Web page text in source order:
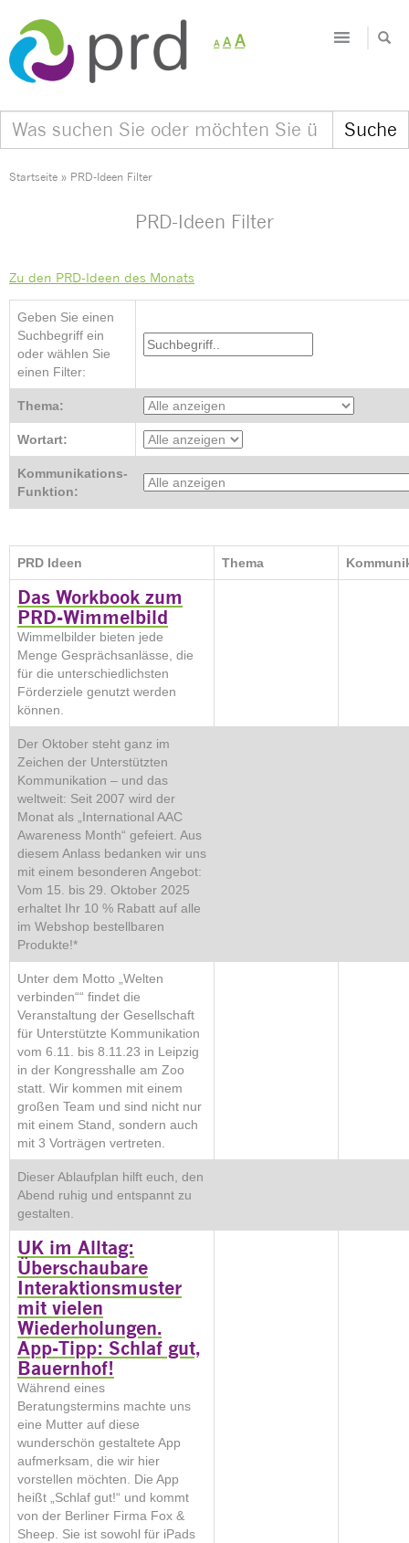
A
Decrease
font
A Reset
AIncrease
Startseite » PRD-Ideen Filter
PRD-Ideen Filter
Zu den PRD-Ideen des Monats
Geben Sie einen
Suchbegriff ein
oder wählen Sie
einen Filter:
Thema:
Wortart:
Kommunikations-
Funktion:
PRD Ideen Thema
Das Workbook zum
PRD-Wimmelbild
Wimmelbilder bieten jede
Menge Gesprächsanlässe, die
für die unterschiedlichsten
Förderziele genutzt werden
können.
Der Oktober steht ganz im
Zeichen der Unterstützten
Kommunikation – und das
weltweit: Seit 2007 wird der
Monat als „International AAC
Awareness Month“ gefeiert. Aus
diesem Anlass bedanken wir uns
mit einem besonderen Angebot:
Vom 15. bis 29. Oktober 2025
erhaltet Ihr 10 % Rabatt auf alle
im Webshop bestellbaren
Produkte!*
Unter dem Motto „Welten
verbinden““ findet die
Veranstaltung der Gesellschaft
für Unterstützte Kommunikation
vom 6.11. bis 8.11.23 in Leipzig
in der Kongresshalle am Zoo
statt. Wir kommen mit einem
großen Team und sind nicht nur
mit einem Stand, sondern auch
mit 3 Vorträgen vertreten.
Dieser Ablaufplan hilft euch, den
Abend ruhig und entspannt zu
gestalten.
UK im Alltag:
Überschaubare
Interaktionsmuster
mit vielen
Wiederholungen.
App-Tipp: Schlaf gut,
Bauernhof!
Während eines
Beratungstermins machte uns
eine Mutter auf diese
wunderschön gestaltete App
aufmerksam, die wir hier
vorstellen möchten. Die App
heißt „Schlaf gut!“ und kommt
von der Berliner Firma Fox &
Sheep. Sie ist sowohl für iPads